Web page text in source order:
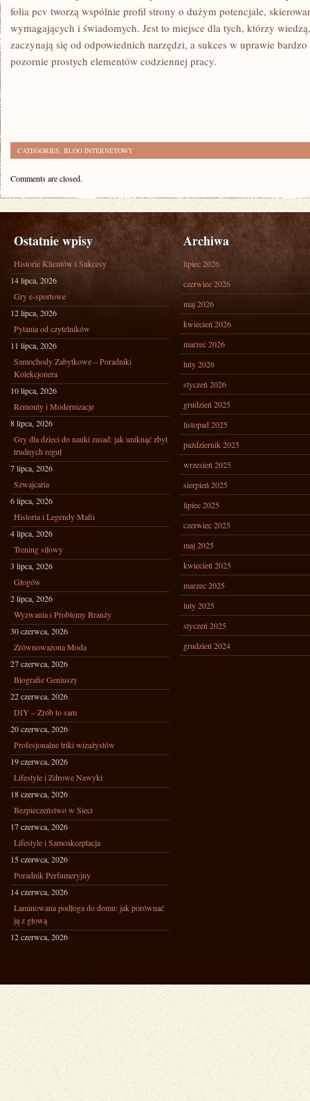
folia pcv tworzą wspólnie profil strony o dużym potencjale,
wymagających i świadomych. Jest to miejsce dla tych, którzy
zaczynają się od odpowiednich narzędzi, a sukces w uprawie
pozornie prostych elementów codziennej pracy.
CATEGORIES: BLOG INTERNETOWY
Comments are closed.
Ostatnie wpisy
Historie Klientów i Sukcesy
14 lipca, 2026
Gry e-sportowe
12 lipca, 2026
Pytania od czytelników
11 lipca, 2026
Samochody Zabytkowe – Poradniki
Kolekcjonera
10 lipca, 2026
Remonty i Modernizacje
8 lipca, 2026
Gry dla dzieci do nauki zasad: jak uniknąć zbyt
trudnych reguł
7 lipca, 2026
Szwajcaria
6 lipca, 2026
Historia i Legendy Mafii
4 lipca, 2026
Trening siłowy
3 lipca, 2026
Głogów
2 lipca, 2026
Wyzwania i Problemy Branży
30 czerwca, 2026
Zrównoważona Moda
27 czerwca, 2026
Biografie Geniuszy
22 czerwca, 2026
DIY – Zrób to sam
20 czerwca, 2026
Profesjonalne triki wizażystów
19 czerwca, 2026
Lifestyle i Zdrowe Nawyki
18 czerwca, 2026
Bezpieczeństwo w Sieci
17 czerwca, 2026
Lifestyle i Samoakceptacja
15 czerwca, 2026
Poradnik Perfumeryjny
14 czerwca, 2026
Laminowana podłoga do domu: jak porównać
ją z głową
12 czerwca, 2026
Archiwa
lipiec 2026
czerwiec 2026
maj 2026
kwiecień 2026
marzec 2026
luty 2026
styczeń 2026
grudzień 2025
listopad 2025
październik 2025
wrzesień 2025
sierpień 2025
lipiec 2025
czerwiec 2025
maj 2025
kwiecień 2025
marzec 2025
luty 2025
styczeń 2025
grudzień 2024